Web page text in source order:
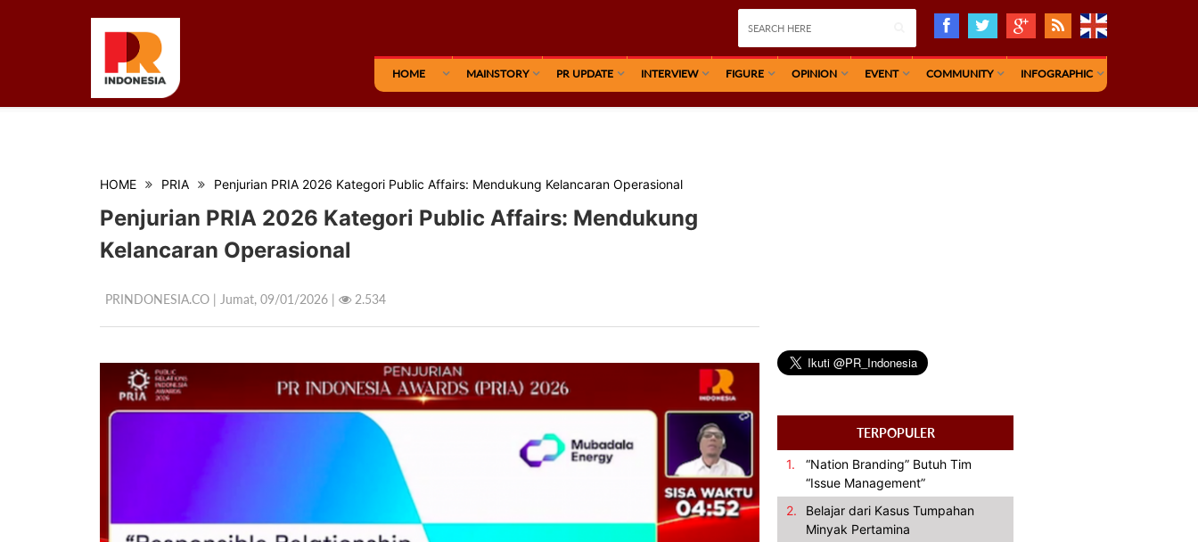
HOME MAINSTORY PR UPDATE INTERVIEW FIGURE OPINION EVENT COMMUNITY INFOGRAPHIC
HOME PRIA Penjurian PRIA 2026 Kategori Public Affairs: Mendukung Kelancaran Operasional
Penjurian PRIA 2026 Kategori Public Affairs: Mendukung
Kelancaran Operasional
PRINDONESIA.CO | Jumat, 09/01/2026 | 2.534
TERPOPULER
1.
“Nation Branding” Butuh Tim
“Issue Management”
2.
Belajar dari Kasus Tumpahan
Minyak Pertamina